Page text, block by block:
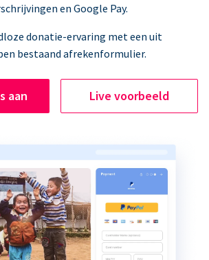
en Google Pay.
donatie-ervaring met een uit
bestaand afrekenformulier.
aan Live voorbeeld